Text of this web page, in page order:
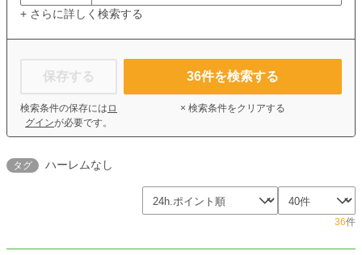
+ さらに詳しく検索する
保存する
検索条件の保存には ロ
グインが必要です。
36件を検索する
× 検索条件をクリアする
タグ ハーレムなし
36件